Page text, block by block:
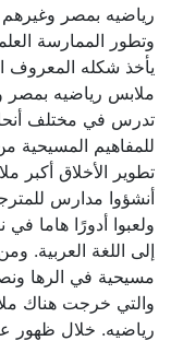
رياضيه بمصر وغيرهم
وتطور الممارسة
يأخذ شكله المعروف
ملابس رياضيه بمصر
تدرس في مختلف
للمفاهيم المسيحية
تطوير الأخلاق أكبر
أنشؤوا مدارس
ولعبوا أدورًا هاما في
إلى اللغة العربية.
مسيحية في الرها
والتي خرجت هناك
رياضيه. خلال ظهور